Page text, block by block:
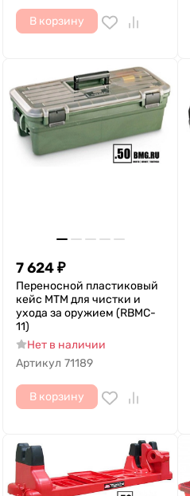
В корзину
7 624₽
Переносной пластиковый
кейс MTM для чистки и
ухода за оружием (RBMC-
11)
Нет в наличии
Артикул 71189
В корзину